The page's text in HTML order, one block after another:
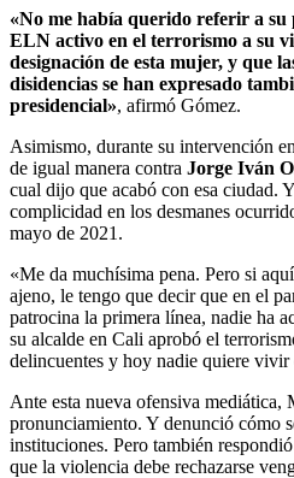
«No me había querido referir a su
ELN activo en el terrorismo a su
designación de esta mujer, y que
disidencias se han expresado
presidencial», afirmó Gómez.
Asimismo, durante su intervención
de igual manera contra Jorge Iván
cual dijo que acabó con esa ciudad.
complicidad en los desmanes
mayo de 2021.
«Me da muchísima pena. Pero si
ajeno, le tengo que decir que en el
patrocina la primera línea, nadie ha
su alcalde en Cali aprobó el
delincuentes y hoy nadie quiere
Ante esta nueva ofensiva mediática,
pronunciamiento. Y denunció cómo
instituciones. Pero también
que la violencia debe rechazarse